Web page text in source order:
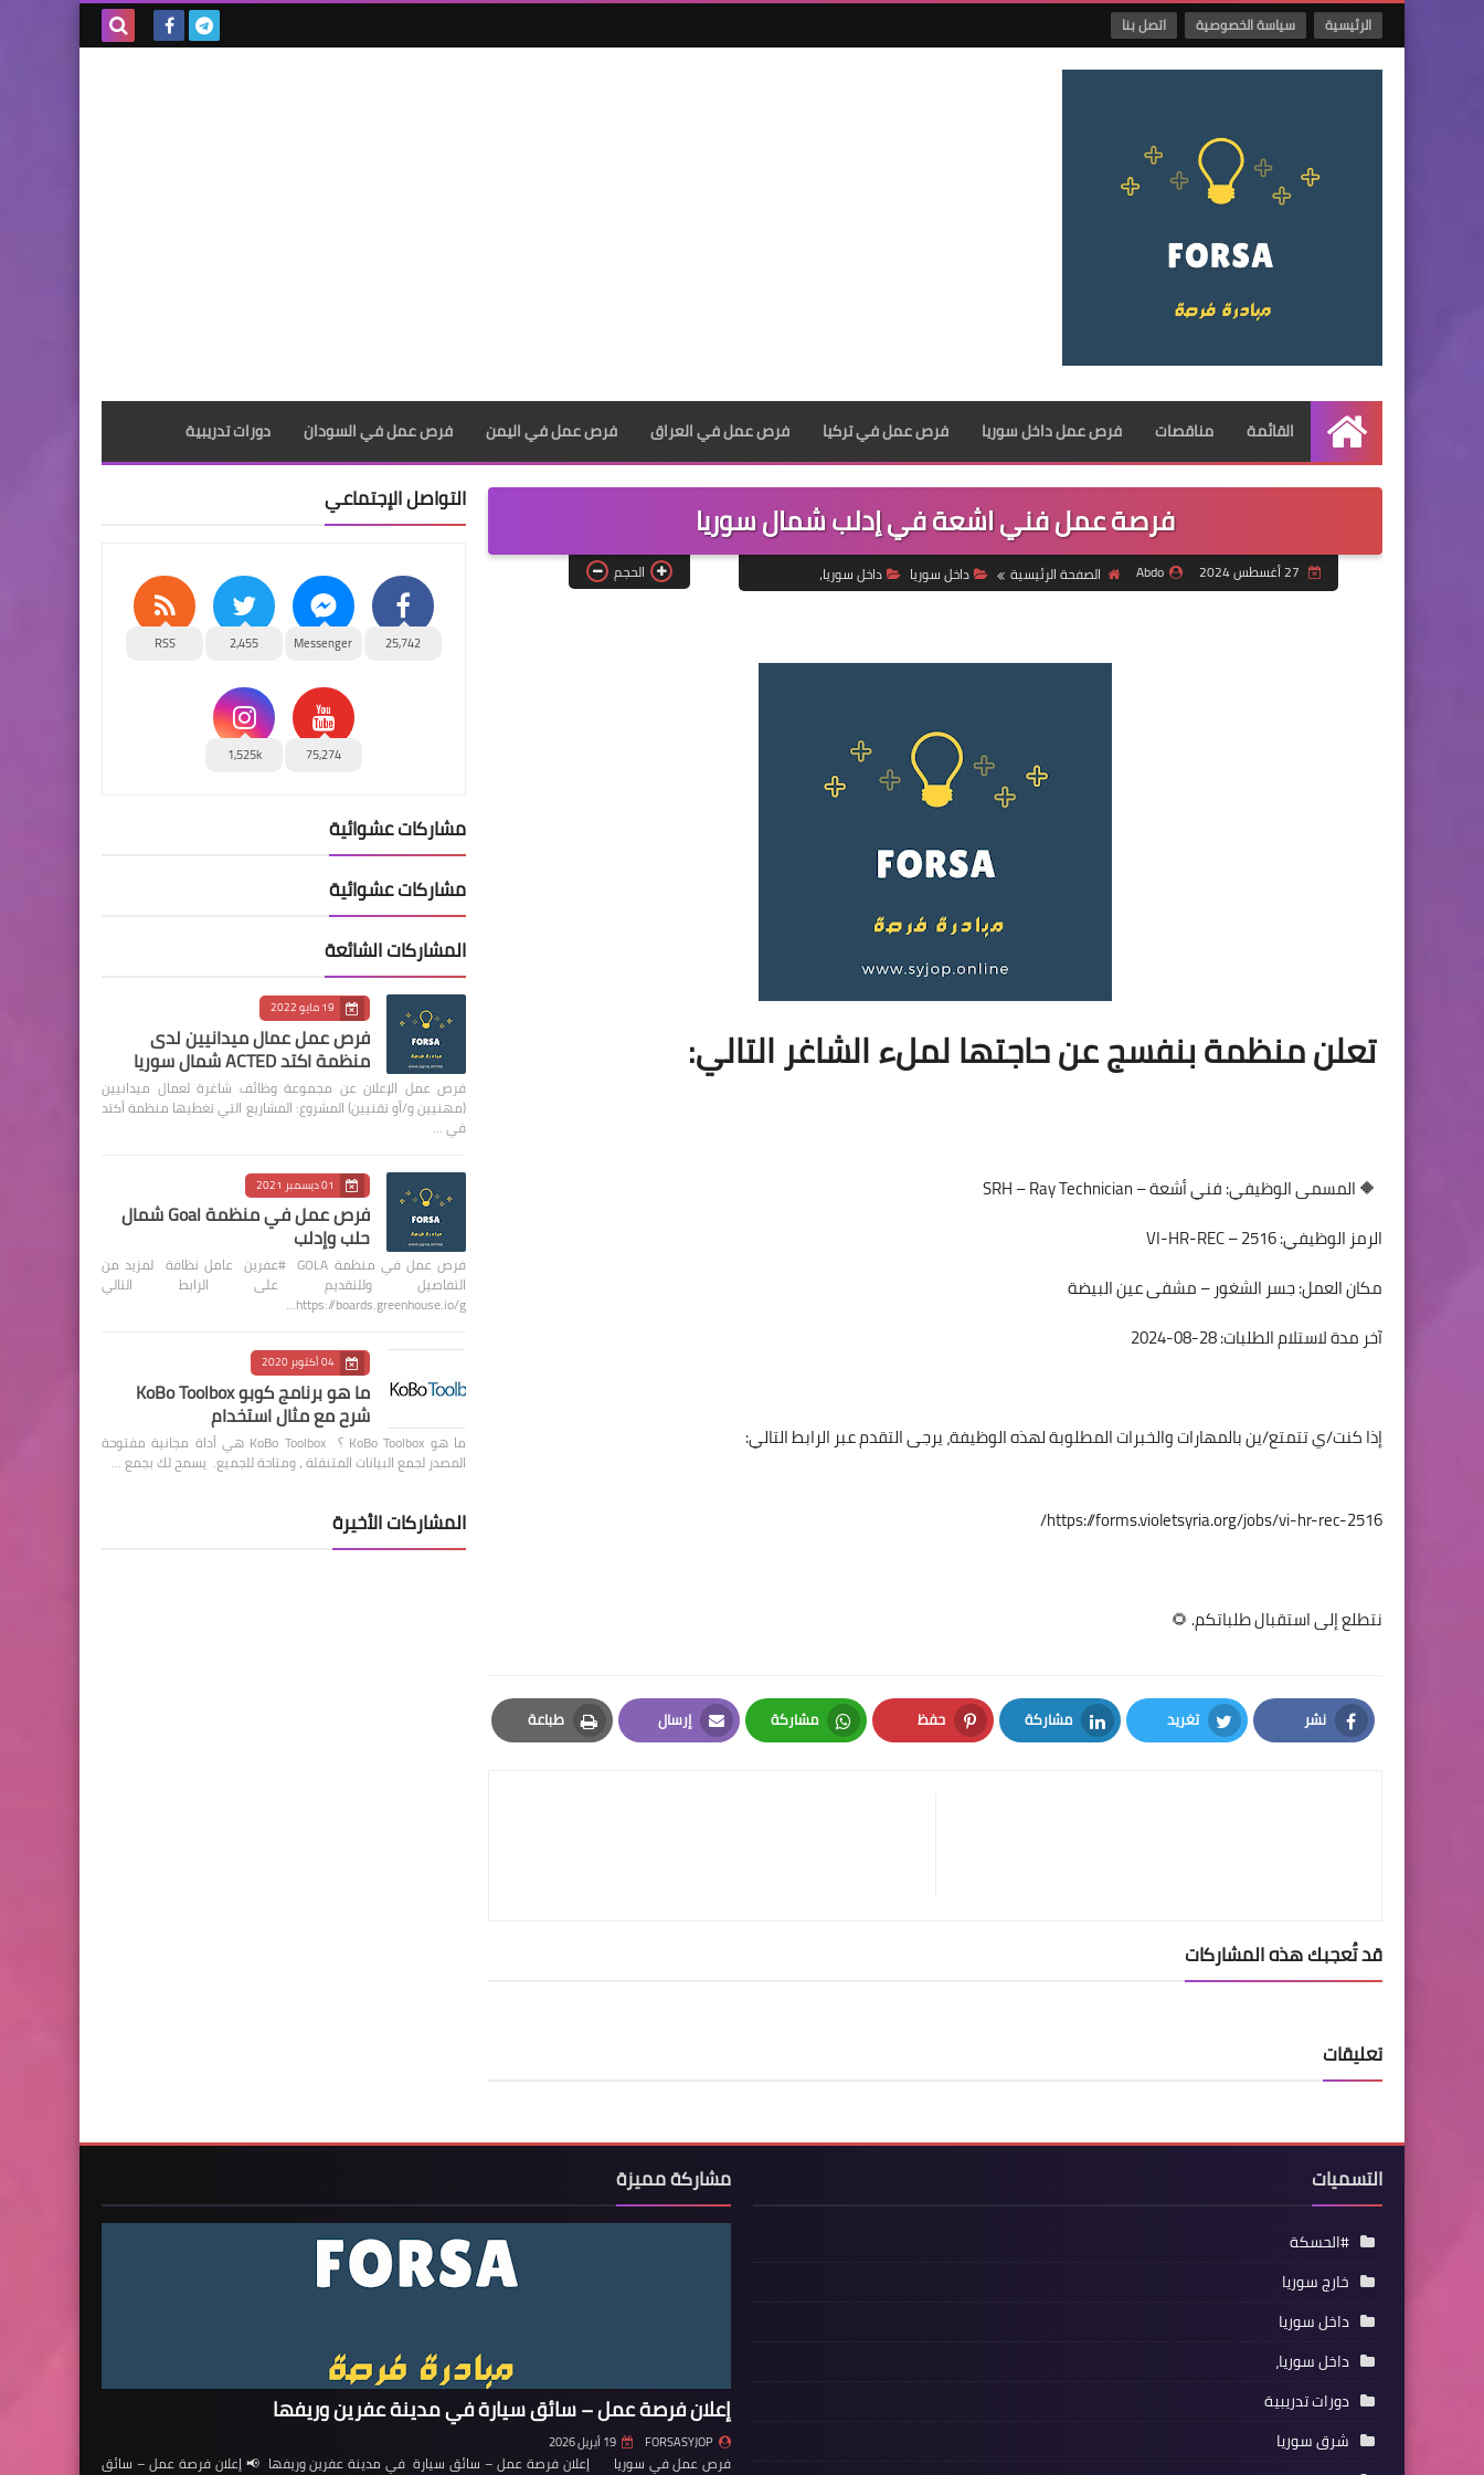
الرئيسية سياسة الخصوصية اتصل بنا
الرئيسية
القائمة مناقصات فرص عمل داخل سوريا فرص عمل في تركيا فرص عمل في العراق فرص عمل في اليمن فرص عمل في السودان دورات تدريبية
فرصة عمل فني اشعة في إدلب شمال سوريا
Abdo الصفحة الرئيسية داخل سوريا داخل سوريا، الحجم
تعلن منظمة بنفسج عن حاجتها لملء الشاغر التالي:
🔶 المسمى الوظيفي: فني أشعة – SRH – Ray Technician
الرمز الوظيفي: VI-HR-REC – 2516
مكان العمل: جسر الشغور – مشفى عين البيضة
آخر مدة لاستلام الطلبات: 28-08-2024
إذا كنت/ي تتمتع/ين بالمهارات والخبرات المطلوبة لهذه الوظيفة، يرجى التقدم عبر الرابط التالي:
https://forms.violetsyria.org/jobs/vi-hr-rec-2516/
نتطلع إلى استقبال طلباتكم. 🌻
نشر
Facebook
تغريد
Twitter
مشاركة
LinkedIn
حفظ
Pinterest
مشاركة
Whatsapp
إرسال
Email
طباعة
Print
قد تُعجبك هذه المشاركات
تعليقات
التواصل الإجتماعي
25,742
Messenger
2,455
RSS
75,274
1,525k
مشاركات عشوائية
مشاركات عشوائية
المشاركات الشائعة
19 مايو 2022
فرص عمل عمال ميدانيين لدى
منظمة اكتد ACTED شمال سوريا
فرص عمل الإعلان عن مجموعة وظائف شاغرة لعمال ميدانيين
(مهنيين و/أو تقنيين) المشروع: المشاريع التي تغطيها منظمة أكتد
في …
01 ديسمبر 2021
فرص عمل في منظمة Goal شمال
حلب وإدلب
فرص عمل في منظمة GOLA #عفرين عامل نظافة لمزيد من
التفاصيل وللتقديم على الرابط التالي
https://boards.greenhouse.io/g…
04 أكتوبر 2020
ما هو برنامج كوبو KoBo Toolbox
شرح مع مثال استخدام
ما هو KoBo Toolbox ؟ KoBo Toolbox هي أداة مجانية مفتوحة
المصدر لجمع البيانات المتنقلة ، ومتاحة للجميع. يسمح لك بجمع …
المشاركات الأخيرة
التسميات
#الحسكة
خارج سوريا
داخل سوريا
داخل سوريا،
دورات تدريبية
شرق سوريا
مشاركة مميزة
إعلان فرصة عمل – سائق سيارة في مدينة عفرين وريفها
FORSASYJOP 19 أبريل 2026
فرص عمل في سوريا إعلان فرصة عمل – سائق سيارة في مدينة عفرين وريفها 📢 إعلان فرصة عمل – سائق